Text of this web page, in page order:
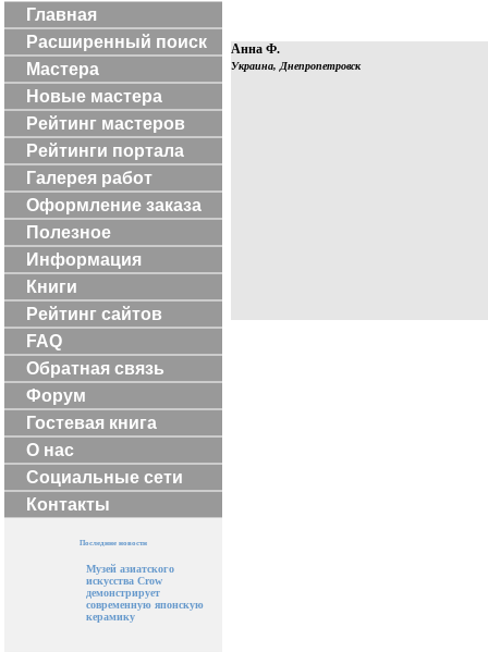
Главная
Расширенный поиск
Мастера
Новые мастера
Рейтинг мастеров
Рейтинги портала
Галерея работ
Оформление заказа
Полезное
Информация
Книги
Рейтинг сайтов
FAQ
Обратная связь
Форум
Гостевая книга
О нас
Социальные сети
Контакты
Последние новости
Музей азиатского
искусства Crow
демонстрирует
современную японскую
керамику
Анна Ф.
Украина, Днепропетровск